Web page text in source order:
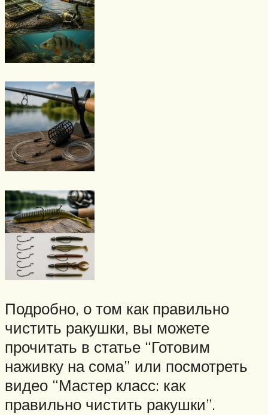
Подробно, о том как правильно
чистить ракушки, вы можете
прочитать в статье “Готовим
наживку на сома” или посмотреть
видео “Мастер класс: как
правильно чистить ракушки”.